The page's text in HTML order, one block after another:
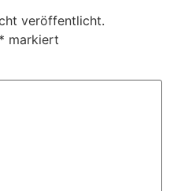
veröffentlicht.
* markiert